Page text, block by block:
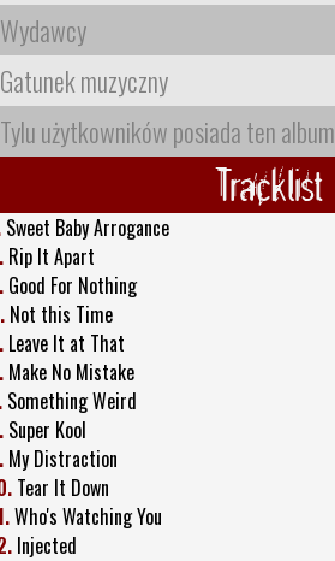
Wydawcy
Gatunek muzyczny
Tylu użytkowników posiada ten album
Tracklist
Sweet Baby Arrogance
Rip It Apart
Good For Nothing
Not this Time
Leave It at That
Make No Mistake
Something Weird
Super Kool
My Distraction
Tear It Down
Who's Watching You
Injected